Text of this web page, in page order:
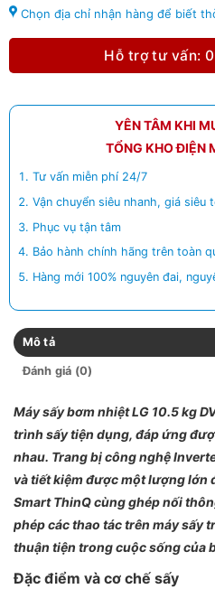
Chọn địa chỉ nhận hàng để biết
Hỗ trợ tư vấn:
YÊN TÂM KHI
TỔNG KHO ĐIỆN
Tư vấn miễn phí 24/7
Vận chuyển siêu nhanh, giá siêu
Phục vụ tận tâm
Bảo hành chính hãng trên toàn
Hàng mới 100% nguyên đai,
Mô tả
Đánh giá (0)
Máy sấy bơm nhiệt LG 10.5 kg
trình sấy tiện dụng, đáp ứng
nhau. Trang bị công nghệ
và tiết kiệm được một lượng lớn
Smart ThinQ cùng ghép nối
phép các thao tác trên máy sấy
thuận tiện trong cuộc sống của
Đặc điểm và cơ chế sấy